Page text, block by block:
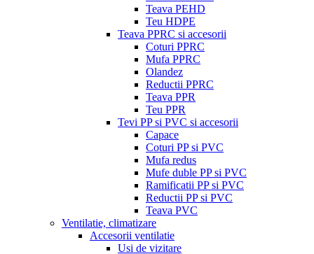
Teava PEHD
Teu HDPE
Teava PPRC si accesorii
Coturi PPRC
Mufa PPRC
Olandez
Reductii PPRC
Teava PPR
Teu PPR
Tevi PP si PVC si accesorii
Capace
Coturi PP si PVC
Mufa redus
Mufe duble PP si PVC
Ramificatii PP si PVC
Reductii PP si PVC
Teava PVC
Ventilatie, climatizare
Accesorii ventilatie
Usi de vizitare